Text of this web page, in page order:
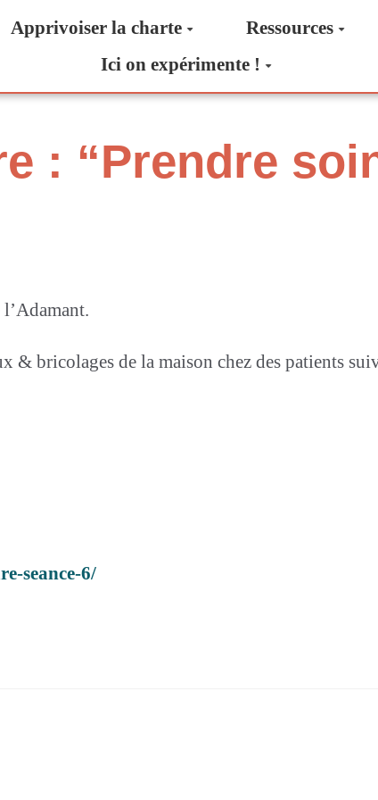
Apprivoiser la charte Ressources
Ici on expérimente !
: “Prendre
& bricolages de la maison chez des patients
seance-6/